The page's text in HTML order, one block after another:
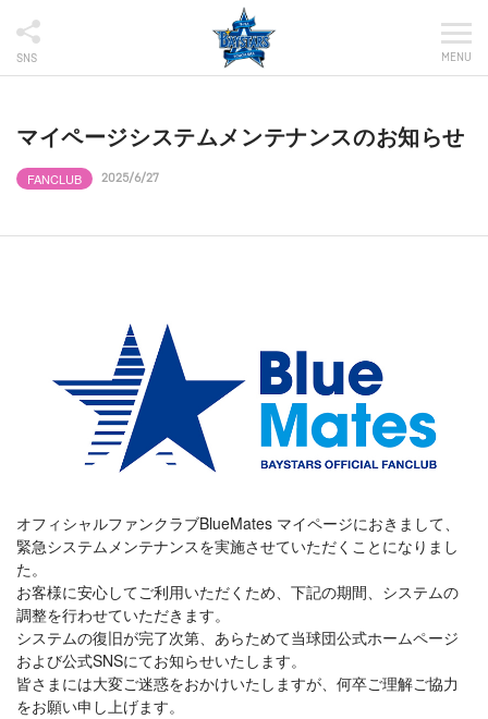
SNS MENU
マイページシステムメンテナンスのお知らせ
FANCLUB 2025/6/27
オフィシャルファンクラブBlueMates マイページにおきまして、
緊急システムメンテナンスを実施させていただくことになりまし
た。
お客様に安心してご利用いただくため、下記の期間、システムの
調整を行わせていただきます。
システムの復旧が完了次第、あらためて当球団公式ホームページ
および公式SNSにてお知らせいたします。
皆さまには大変ご迷惑をおかけいたしますが、何卒ご理解ご協力
をお願い申し上げます。